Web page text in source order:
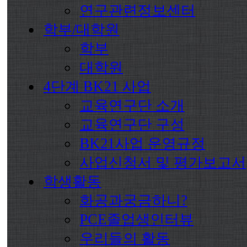
연구관련정보센터
학부/대학원
학부
대학원
4단계 BK21 사업
교육연구단 소개
교육연구단 구성
BK21사업 운영규정
사업신청서 및 평가보고서
학생활동
화공과궁금하니?
PCE졸업생인터뷰
우리들의 활동